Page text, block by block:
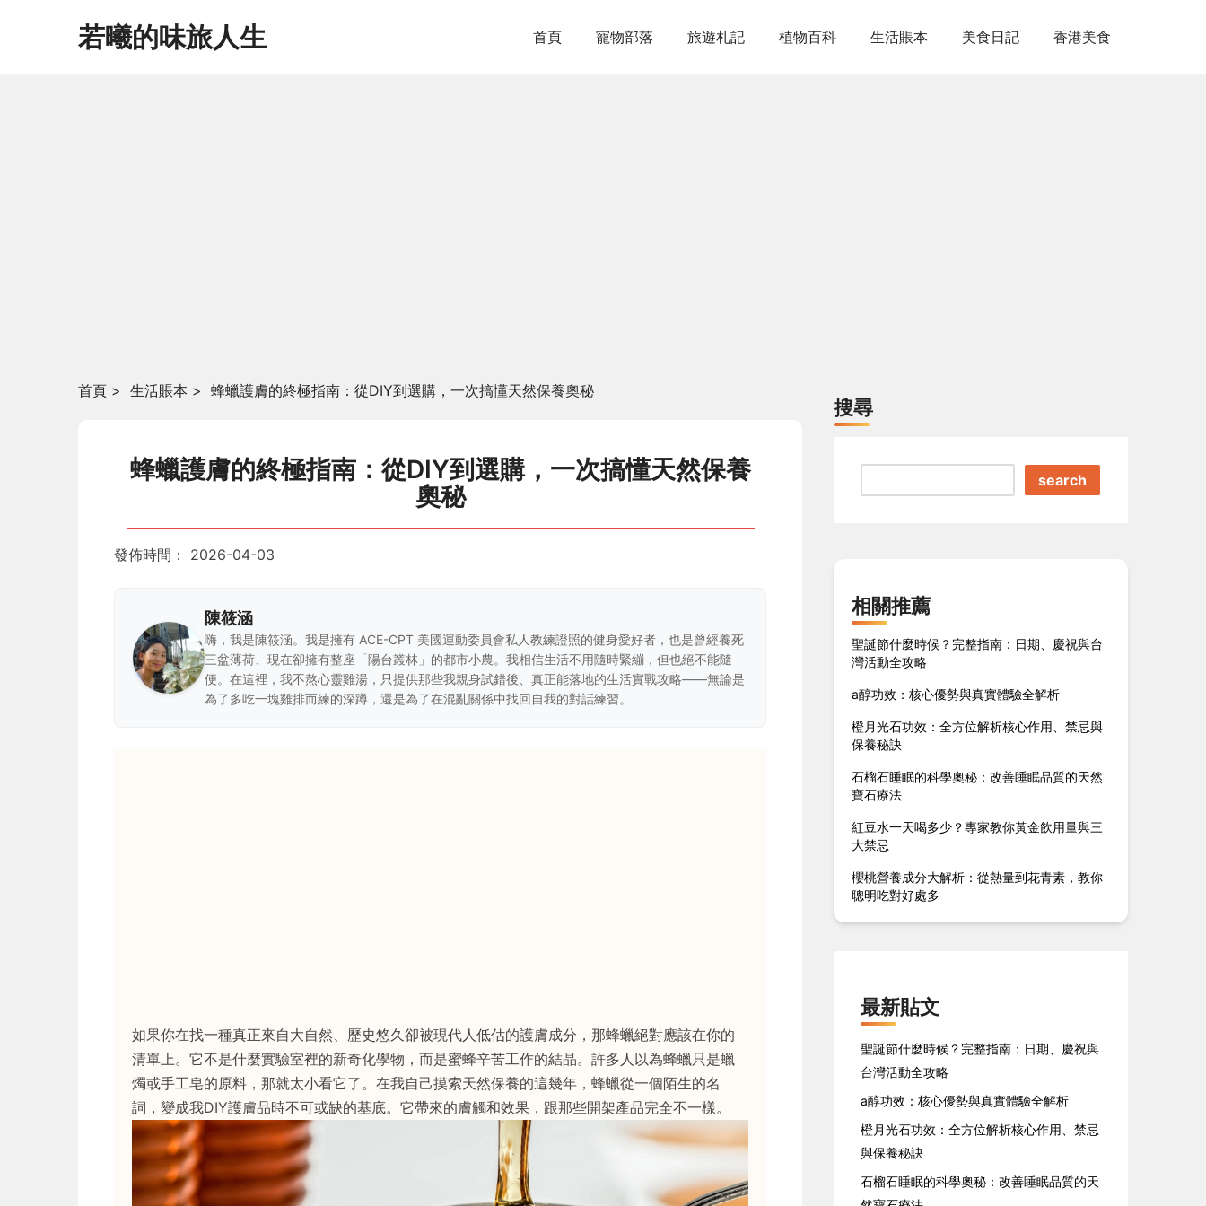
若曦的味旅人生 首頁 寵物部落 旅遊札記 植物百科 生活賬本 美食日記 香港美食
首頁 > 生活賬本 > 蜂蠟護膚的終極指南：從DIY到選購，一次搞懂天然保養奧秘
蜂蠟護膚的終極指南：從DIY到選購，一次搞懂天然保養
奧秘
發佈時間： 2026-04-03
陳筱涵
嗨，我是陳筱涵。我是擁有 ACE-CPT 美國運動委員會私人教練證照的健身愛好者，也是曾經養死
三盆薄荷、現在卻擁有整座「陽台叢林」的都市小農。我相信生活不用隨時緊繃，但也絕不能隨
便。在這裡，我不熬心靈雞湯，只提供那些我親身試錯後、真正能落地的生活實戰攻略——無論是
為了多吃一塊雞排而練的深蹲，還是為了在混亂關係中找回自我的對話練習。
如果你在找一種真正來自大自然、歷史悠久卻被現代人低估的護膚成分，那蜂蠟絕對應該在你的
清單上。它不是什麼實驗室裡的新奇化學物，而是蜜蜂辛苦工作的結晶。許多人以為蜂蠟只是蠟
燭或手工皂的原料，那就太小看它了。在我自己摸索天然保養的這幾年，蜂蠟從一個陌生的名
詞，變成我DIY護膚品時不可或缺的基底。它帶來的膚觸和效果，跟那些開架產品完全不一樣。
搜尋
search
相關推薦
聖誕節什麼時候？完整指南：日期、慶祝與台
灣活動全攻略
a醇功效：核心優勢與真實體驗全解析
橙月光石功效：全方位解析核心作用、禁忌與
保養秘訣
石榴石睡眠的科學奧秘：改善睡眠品質的天然
寶石療法
紅豆水一天喝多少？專家教你黃金飲用量與三
大禁忌
櫻桃營養成分大解析：從熱量到花青素，教你
聰明吃對好處多
最新貼文
聖誕節什麼時候？完整指南：日期、慶祝與
台灣活動全攻略
a醇功效：核心優勢與真實體驗全解析
橙月光石功效：全方位解析核心作用、禁忌
與保養秘訣
石榴石睡眠的科學奧秘：改善睡眠品質的天